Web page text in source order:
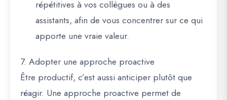
répétitives à vos collègues ou à des
assistants, afin de vous concentrer sur ce qui
apporte une vraie valeur.
7. Adopter une approche proactive
Être productif, c’est aussi anticiper plutôt que
réagir. Une approche proactive permet de